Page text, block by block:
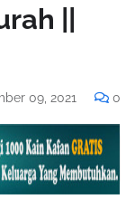
||
09, 2021 0